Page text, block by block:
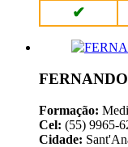
✔
Formação:
Cel: (55) 9965-
Cidade: